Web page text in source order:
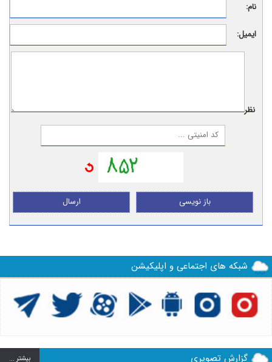
نام:
ایمیل:
نظر:
ارسال باز نویسی
شبکه های اجتماعی و اپلیکیشن
گزارش تصویری بيشتر ...